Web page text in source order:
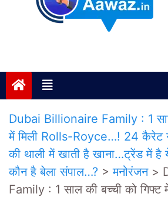
Dubai Billionaire Family : 1
में मिली Rolls-Royce…! 24 कैरेट
की थाली में खाती है खाना…ट्रेंड में है
कौन है बेला संपाल…? >मनोरंजन>
Family : 1 साल की बच्ची को गिफ्ट